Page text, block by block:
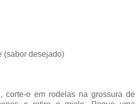
(sabor desejado)
corte-o em rodelas na grossura de